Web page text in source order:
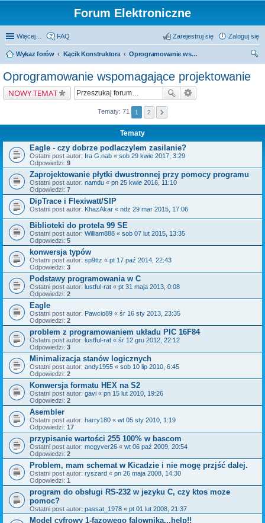
Forum Elektroniczne
Więcej… FAQ Zaloguj się
Zarejestruj się
Wykaz forów Kącik Konstruktora
Oprogramowanie wspomagające projektowanie
Oprogramowanie wspomagające projektowanie
NOWY TEMAT
Tematy: 71 1 2
Tematy
Eagle - czy dobrze podlaczylem zasilanie?
Ostatni post autor: Ira G.nab « sob 29 kwie 2017, 3:29
Odpowiedzi: 9
Zaprojektowanie płytki dwustronnej przy pomocy programu
Ostatni post autor: namdu « pn 25 kwie 2016, 11:10
Odpowiedzi: 7
DipTrace i Flexiwatt/SIP
Ostatni post autor: KhazAkar « ndz 29 mar 2015, 17:06
Biblioteki do protela 99 SE
Ostatni post autor: William888 « sob 07 lut 2015, 13:35
Odpowiedzi: 5
konwersja typów
Ostatni post autor: sp9ttz « pt 17 paź 2014, 22:43
Odpowiedzi: 3
Podstawy programowania w C
Ostatni post autor: lustful-rat « pt 31 maja 2013, 0:08
Odpowiedzi: 2
Eagle
Ostatni post autor: Pawcio89 « śr 16 sty 2013, 23:35
Odpowiedzi: 2
problem z programowaniem układu PIC 16F84
Ostatni post autor: lustful-rat « śr 12 gru 2012, 22:12
Odpowiedzi: 3
Minimalizacja stanów logicznych
Ostatni post autor: andy1955 « sob 10 lip 2010, 6:45
Odpowiedzi: 2
Konwersja formatu HEX na S2
Ostatni post autor: gavi « pn 15 lut 2010, 19:26
Odpowiedzi: 2
Asembler
Ostatni post autor: harry180 « wt 05 sty 2010, 1:19
Odpowiedzi: 17
przypisanie wartości 255 100% w bascom
Ostatni post autor: mcgyver26 « wt 06 paź 2009, 20:54
Odpowiedzi: 2
Problem, mam schemat w Kicadzie i nie mogę przjść dalej.
Ostatni post autor: ryszard « pn 26 maja 2008, 14:30
Odpowiedzi: 1
program do obsługi RS-232 w jezyku C, czy ktos moze
pomoc?
Ostatni post autor: passat_1978 « pt 01 lut 2008, 21:37
Model cyfrowy 1-fazowego falownika...help!!